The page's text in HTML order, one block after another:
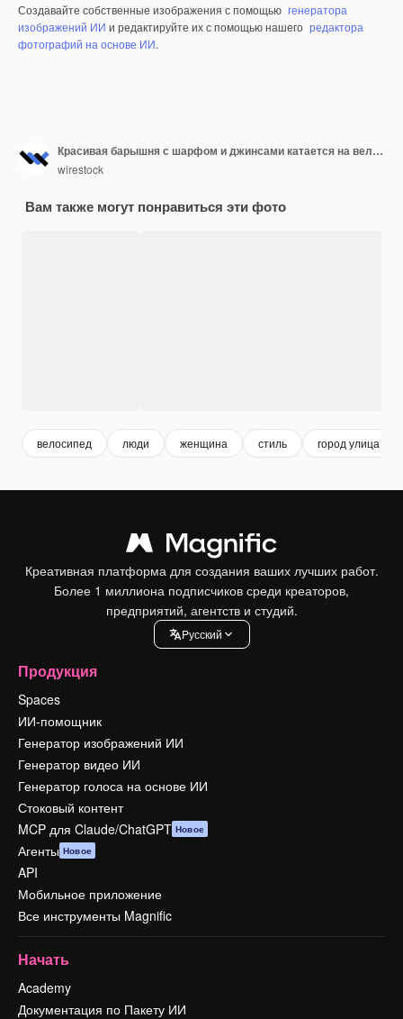
Создавайте собственные изображения с помощью генератора
изображений ИИ и редактируйте их с помощью нашего редактора
фотографий на основе ИИ.
Красивая барышня с шарфом и джинсами катается на велосипеде по уютной улице
wirestock
Вам также могут понравиться эти фото
велосипед люди женщина стиль город улица
Креативная платформа для создания ваших лучших работ.
Более 1 миллиона подписчиков среди креаторов,
предприятий, агентств и студий.
Pусский
Продукция
Spaces
ИИ-помощник
Генератор изображений ИИ
Генератор видео ИИ
Генератор голоса на основе ИИ
Стоковый контент
MCP для Claude/ChatGPT Новое
Агенты Новое
API
Мобильное приложение
Все инструменты Magnific
Начать
Academy
Документация по Пакету ИИ